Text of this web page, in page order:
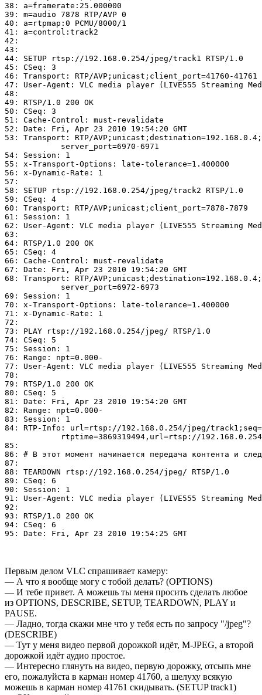
38: a=framerate:25.000000
39: m=audio 7878 RTP/AVP 0
40: a=rtpmap:0 PCMU/8000/1
41: a=control:track2
42:
43:
44: SETUP rtsp://192.168.0.254/jpeg/track1 RTSP/1.0
45: CSeq: 3
46: Transport: RTP/AVP;unicast;client_port=41760-41761
47: User-Agent: VLC media player (LIVE555 Streaming
48:
49: RTSP/1.0 200 OK
50: CSeq: 3
51: Cache-Control: must-revalidate
52: Date: Fri, Apr 23 2010 19:54:20 GMT
53: Transport: RTP/
            server_port=6970-6971
54: Session: 1
55: x-Transport-Options: late-tolerance=1.400000
56: x-Dynamic-Rate: 1
57:
58: SETUP rtsp://192.168.0.254/jpeg/track2 RTSP/1.0
59: CSeq: 4
60: Transport: RTP/AVP;unicast;client_port=7878-7879
61: Session: 1
62: User-Agent: VLC media player (LIVE555 Streaming
63:
64: RTSP/1.0 200 OK
65: CSeq: 4
66: Cache-Control: must-revalidate
67: Date: Fri, Apr 23 2010 19:54:20 GMT
68: Transport: RTP/
            server_port=6972-6973
69: Session: 1
70: x-Transport-Options: late-tolerance=1.400000
71: x-Dynamic-Rate: 1
72:
73: PLAY rtsp://192.168.0.254/jpeg/ RTSP/1.0
74: CSeq: 5
75: Session: 1
76: Range: npt=0.000-
77: User-Agent: VLC media player (LIVE555 Streaming
78:
79: RTSP/1.0 200 OK
80: CSeq: 5
81: Date: Fri, Apr 23 2010 19:54:20 GMT
82: Range: npt=0.000-
83: Session: 1
84: RTP-Info: url=rtsp://192.168.0.254/jpeg/
rtptime=3869319494,url=rtsp://
85:
86: # В этот момент начинается передача контента и
87:
88: TEARDOWN rtsp://192.168.0.254/jpeg/ RTSP/1.0
89: CSeq: 6
90: Session: 1
91: User-Agent: VLC media player (LIVE555 Streaming
92:
93: RTSP/1.0 200 OK
94: CSeq: 6
Первым делом VLC спрашивает камеру:
— А что я вообще могу с тобой делать? (OPTIONS)
— И тебе привет. А можешь ты меня просить сделать любое
из OPTIONS, DESCRIBE, SETUP, TEARDOWN, PLAY и
PAUSE.
— Ладно, тогда скажи мне что у тебя есть по запросу "/jpeg"?
(DESCRIBE)
— Тут у меня видео первой дорожкой идёт, M-JPEG, а второй
дорожкой идёт аудио простое.
— Интересно глянуть на видео, первую дорожку, отсыпь мне
его, пожалуйста в карман номер 41760, а шелуху всякую
можешь в карман номер 41761 скидывать. (SETUP track1)